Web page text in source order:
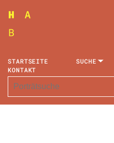
STARTSEITE SUCHE
KONTAKT